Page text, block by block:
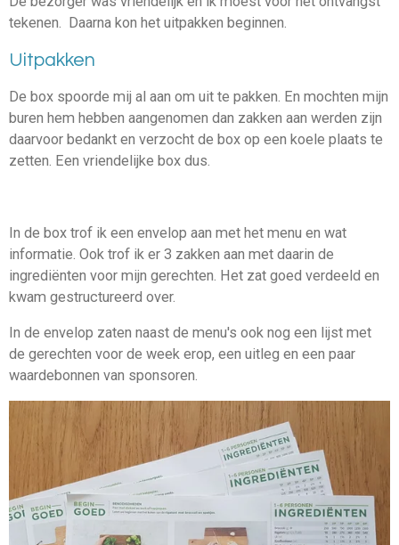
tekenen. Daarna kon het uitpakken beginnen.
Uitpakken
De box spoorde mij al aan om uit te pakken. En mochten mijn
buren hem hebben aangenomen dan zakken aan werden zijn
daarvoor bedankt en verzocht de box op een koele plaats te
zetten. Een vriendelijke box dus.
In de box trof ik een envelop aan met het menu en wat
informatie. Ook trof ik er 3 zakken aan met daarin de
ingrediënten voor mijn gerechten. Het zat goed verdeeld en
kwam gestructureerd over.
In de envelop zaten naast de menu's ook nog een lijst met
de gerechten voor de week erop, een uitleg en een paar
waardebonnen van sponsoren.